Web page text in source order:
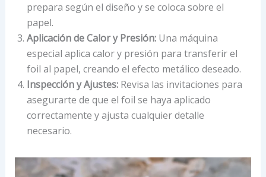
prepara según el diseño y se coloca sobre el
papel.
Aplicación de Calor y Presión:Una máquina
especial aplica calor y presión para transferir el
foil al papel, creando el efecto metálico deseado.
Inspección y Ajustes:Revisa las invitaciones para
asegurarte de que el foil se haya aplicado
correctamente y ajusta cualquier detalle
necesario.